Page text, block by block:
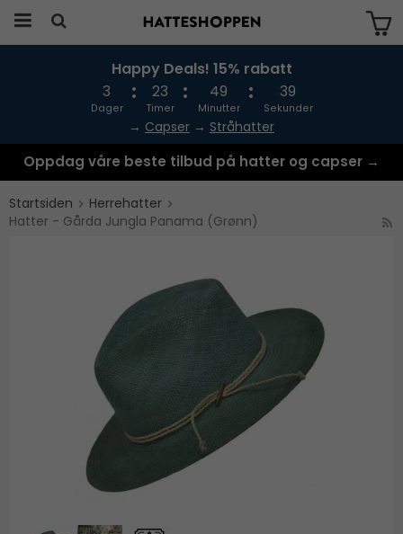
Produktet har blitt lagt til i handlekurven
Happy Deals! 15% rabatt
3
Dager
23
Timer
49
Minutter
39
Sekunder
→ Capser → Stråhatter
Oppdag våre beste tilbud på hatter og capser →
Startsiden
Herrehatter
Hatter - Gårda Jungla Panama (Grønn)